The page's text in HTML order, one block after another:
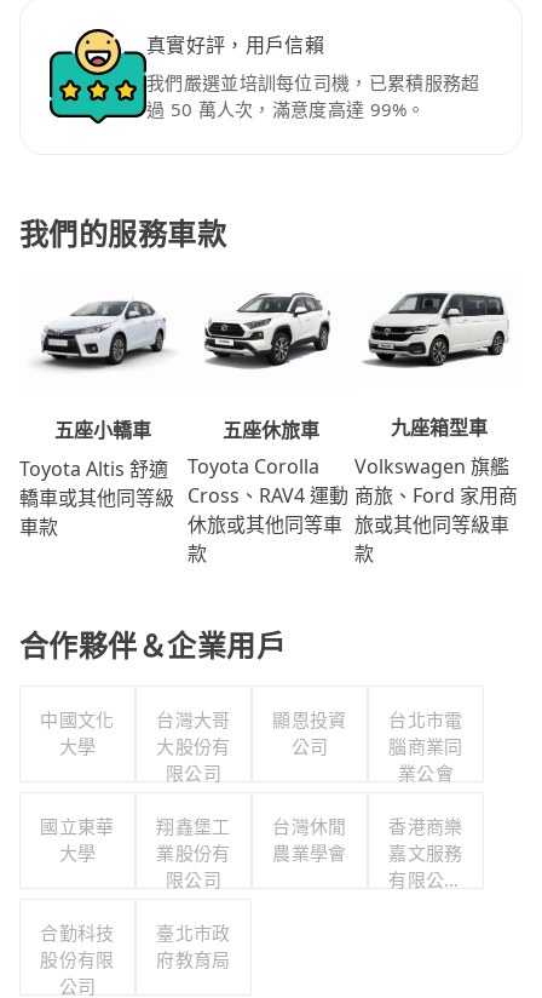
真實好評，用戶信賴
我們嚴選並培訓每位司機，已累積服務超
過 50 萬人次，滿意度高達 99%。
我們的服務車款
五座小轎車
Toyota Altis 舒適
轎車或其他同等級
車款
五座休旅車
Toyota Corolla
Cross、RAV4 運動
休旅或其他同等車
款
九座箱型車
Volkswagen 旗艦
商旅、Ford 家用商
旅或其他同等級車
款
合作夥伴＆企業用戶
中國文化
大學
台灣大哥
大股份有
限公司
顯恩投資
公司
台北市電
腦商業同
業公會
國立東華
大學
翔鑫堡工
業股份有
限公司
台灣休閒
農業學會
香港商樂
嘉文服務
有限公司
合勤科技
股份有限
公司
臺北市政
府教育局